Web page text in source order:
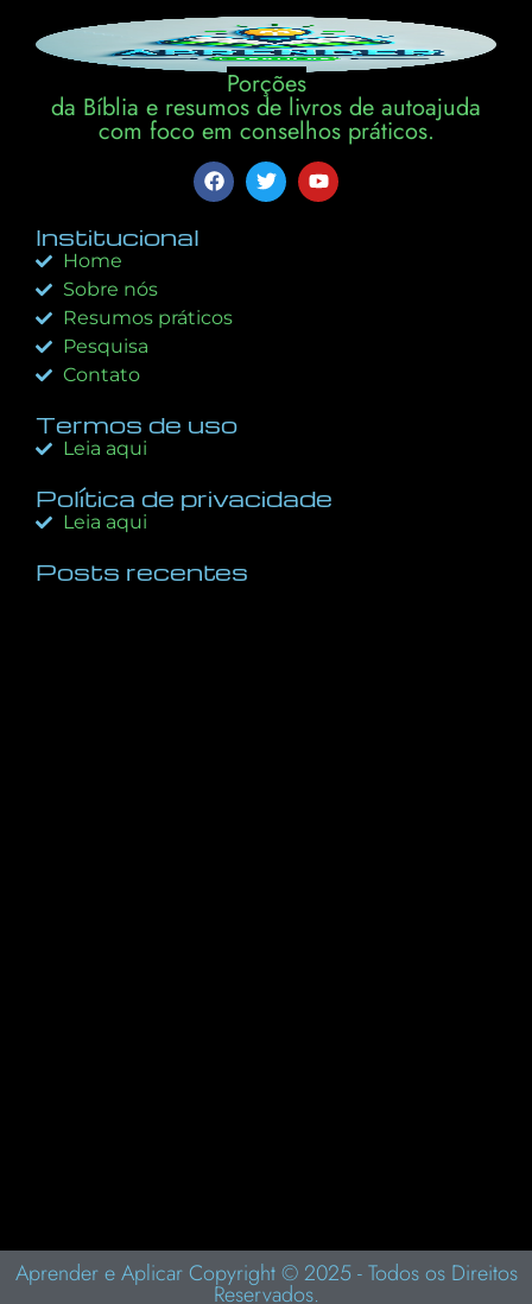
Porções
da Bíblia e resumos de livros de autoajuda
com foco em conselhos práticos.
Institucional
Home
Sobre nós
Resumos práticos
Pesquisa
Contato
Termos de uso
Leia aqui
Política de privacidade
Leia aqui
Posts recentes
Aprender e Aplicar Copyright © 2025 - Todos os Direitos
Reservados.